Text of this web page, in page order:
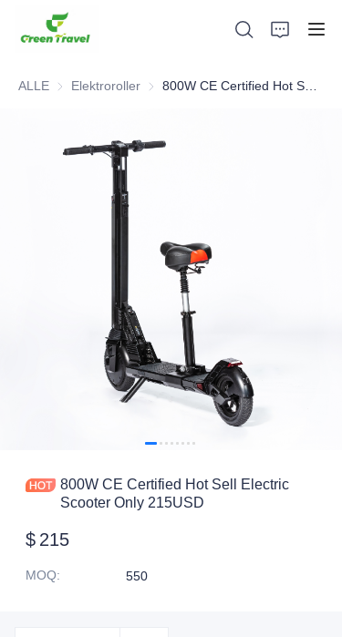
ALLE Elektroroller Elektroroller
800W CE Certified Hot Sell Electric
Scooter Only 215USD
$ 215
MOQ: 550
Neuigkeiten und Kooperationsfälle
Fertigungsgrundlagen und -prozesse
Unterstützung